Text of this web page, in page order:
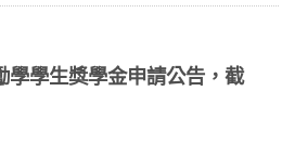
學學生獎學金申請公告，截